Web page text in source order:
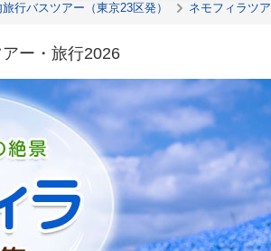
旅行バスツアー（東京23区発） ネモフィラツ
アー・旅行2026